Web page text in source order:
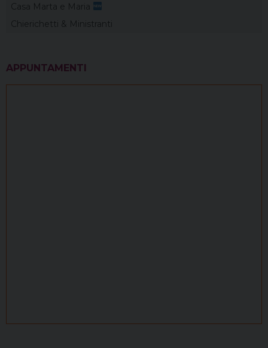
Casa Marta e Maria
Chierichetti & Ministranti
APPUNTAMENTI